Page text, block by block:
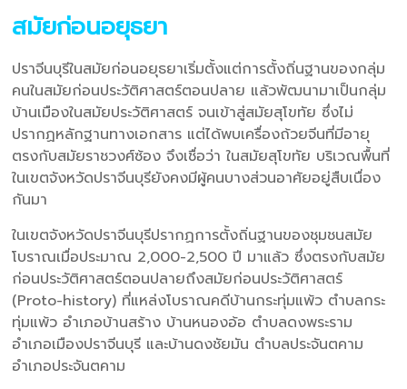
สมัยก่อนอยุธยา
ปราจีนบุรีในสมัยก่อนอยุธยาเริ่มตั้งแต่การตั้งถิ่นฐานของกลุ่ม
คนในสมัยก่อนประวัติศาสตร์ตอนปลาย แล้วพัฒนามาเป็นกลุ่ม
บ้านเมืองในสมัยประวัติศาสตร์ จนเข้าสู่สมัยสุโขทัย ซึ่งไม่
ปรากฏหลักฐานทางเอกสาร แต่ได้พบเครื่องถ้วยจีนที่มีอายุ
ตรงกับสมัยราชวงศ์ซ้อง จึงเชื่อว่า ในสมัยสุโขทัย บริเวณพื้นที่
ในเขตจังหวัดปราจีนบุรียังคงมีผู้คนบางส่วนอาศัยอยู่สืบเนื่อง
กันมา
ในเขตจังหวัดปราจีนบุรีปรากฏการตั้งถิ่นฐานของชุมชนสมัย
โบราณเมื่อประมาณ 2,000-2,500 ปี มาแล้ว ซึ่งตรงกับสมัย
ก่อนประวัติศาสตร์ตอนปลายถึงสมัยก่อนประวัติศาสตร์
(Proto-history) ที่แหล่งโบราณคดีบ้านกระทุ่มแพ้ว ตำบลกระ
ทุ่มแพ้ว อำเภอบ้านสร้าง บ้านหนองอ้อ ตำบลดงพระราม
อำเภอเมืองปราจีนบุรี และบ้านดงชัยมัน ตำบลประจันตคาม
อำเภอประจันตคาม